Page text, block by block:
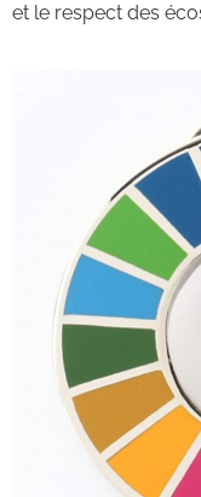
et le respect des